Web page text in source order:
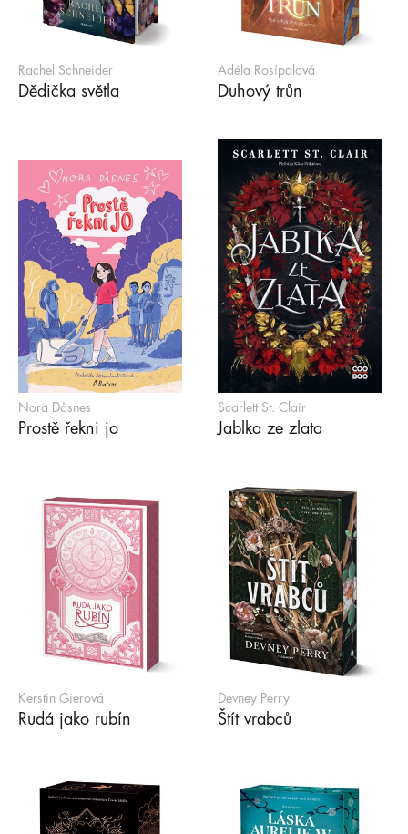
Rachel Schneider
Dědička světla
Adéla Rosípalová
Duhový trůn
Nora Dåsnes
Prostě řekni jo
Scarlett St. Clair
Jablka ze zlata
Kerstin Gierová
Rudá jako rubín
Devney Perry
Štít vrabců